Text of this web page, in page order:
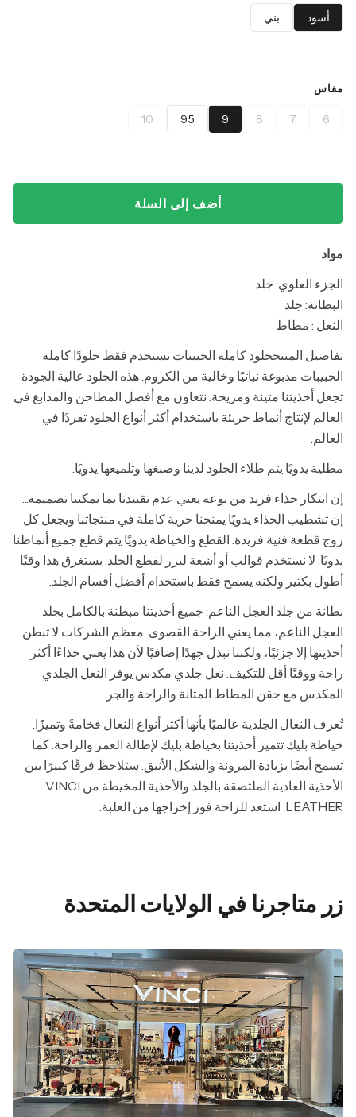
أسود بني
مقاس
6
7
8
9
9.5
10
أضف إلى السلة
مواد
الجزء العلوي: جلد
البطانة: جلد
النعل : مطاط
تفاصيل المنتججلود كاملة الحبيبات نستخدم فقط جلودًا كاملة
الحبيبات مدبوغة نباتيًا وخالية من الكروم. هذه الجلود عالية الجودة
تجعل أحذيتنا متينة ومريحة. نتعاون مع أفضل المطاحن والمدابغ في
العالم لإنتاج أنماط جريئة باستخدام أكثر أنواع الجلود تفردًا في
العالم.
مطلية يدويًا يتم طلاء الجلود لدينا وصبغها وتلميعها يدويًا.
إن ابتكار حذاء فريد من نوعه يعني عدم تقييدنا بما يمكننا تصميمه...
إن تشطيب الحذاء يدويًا يمنحنا حرية كاملة في منتجاتنا ويجعل كل
زوج قطعة فنية فريدة. القطع والخياطة يدويًا يتم قطع جميع أنماطنا
يدويًا. لا نستخدم قوالب أو أشعة ليزر لقطع الجلد. يستغرق هذا وقتًا
أطول بكثير ولكنه يسمح فقط باستخدام أفضل أقسام الجلد.
بطانة من جلد العجل الناعم: جميع أحذيتنا مبطنة بالكامل بجلد
العجل الناعم، مما يعني الراحة القصوى. معظم الشركات لا تبطن
أحذيتها إلا جزئيًا، ولكننا نبذل جهدًا إضافيًا لأن هذا يعني حذاءًا أكثر
راحة ووقتًا أقل للتكيف. نعل جلدي مكدس يوفر النعل الجلدي
المكدس مع حقن المطاط المتانة والراحة والجر.
تُعرف النعال الجلدية عالميًا بأنها أكثر أنواع النعال فخامةً وتميزًا.
خياطة بليك تتميز أحذيتنا بخياطة بليك لإطالة العمر والراحة. كما
تسمح أيضًا بزيادة المرونة والشكل الأنيق. ستلاحظ فرقًا كبيرًا بين
الأحذية العادية الملتصقة بالجلد والأحذية المخيطة من VINCI
LEATHER. استعد للراحة فور إخراجها من العلبة.
زر متاجرنا في الولايات المتحدة